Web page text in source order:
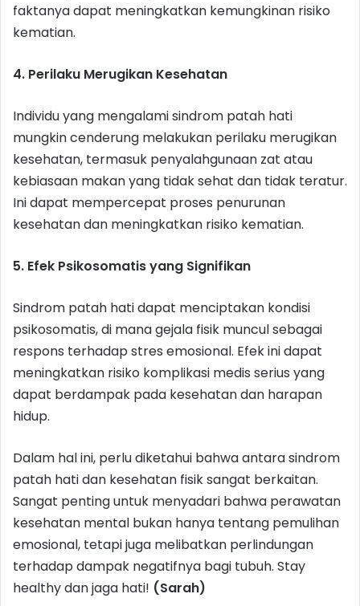
faktanya dapat meningkatkan kemungkinan risiko
kematian.
4. Perilaku Merugikan Kesehatan
Individu yang mengalami sindrom patah hati
mungkin cenderung melakukan perilaku merugikan
kesehatan, termasuk penyalahgunaan zat atau
kebiasaan makan yang tidak sehat dan tidak teratur.
Ini dapat mempercepat proses penurunan
kesehatan dan meningkatkan risiko kematian.
5. Efek Psikosomatis yang Signifikan
Sindrom patah hati dapat menciptakan kondisi
psikosomatis, di mana gejala fisik muncul sebagai
respons terhadap stres emosional. Efek ini dapat
meningkatkan risiko komplikasi medis serius yang
dapat berdampak pada kesehatan dan harapan
hidup.
Dalam hal ini, perlu diketahui bahwa antara sindrom
patah hati dan kesehatan fisik sangat berkaitan.
Sangat penting untuk menyadari bahwa perawatan
kesehatan mental bukan hanya tentang pemulihan
emosional, tetapi juga melibatkan perlindungan
terhadap dampak negatifnya bagi tubuh. Stay
healthy dan jaga hati! (Sarah)